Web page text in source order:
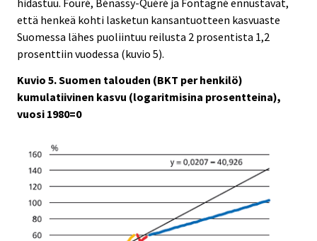
että henkeä kohti lasketun kansantuotteen kasvuaste
Suomessa lähes puoliintuu reilusta 2 prosentista 1,2
prosenttiin vuodessa (kuvio 5).
Kuvio 5. Suomen talouden (BKT per henkilö)
kumulatiivinen kasvu (logaritmisina prosentteina),
vuosi 1980=0